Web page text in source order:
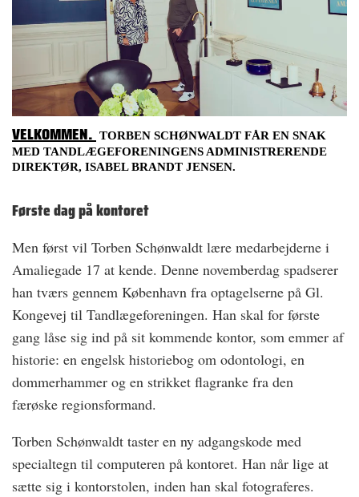
VELKOMMEN. TORBEN SCHØNWALDT FÅR EN SNAK
MED TANDLÆGEFORENINGENS ADMINISTRERENDE
DIREKTØR, ISABEL BRANDT JENSEN.
Første dag på kontoret
Men først vil Torben Schønwaldt lære medarbejderne i
Amaliegade 17 at kende. Denne novemberdag spadserer
han tværs gennem København fra optagelserne på Gl.
Kongevej til Tandlægeforeningen. Han skal for første
gang låse sig ind på sit kommende kontor, som emmer af
historie: en engelsk historiebog om odontologi, en
dommerhammer og en strikket flagranke fra den
færøske ­regionsformand.
Torben Schønwaldt taster en ny adgangskode med
specialtegn til computeren på kontoret. Han når lige at
sætte sig i kontorstolen, inden han skal fotograferes.